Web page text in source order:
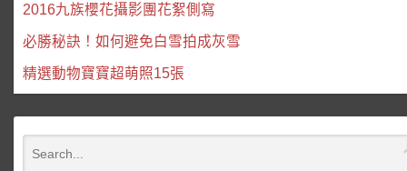
2016九族櫻花攝影團花絮側寫
必勝秘訣！如何避免白雪拍成灰雪
精選動物寶寶超萌照15張